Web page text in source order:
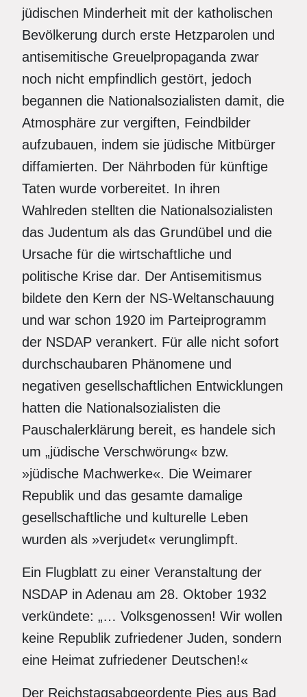
jüdischen Minderheit mit der katholischen
Bevölkerung durch erste Hetzparolen und
antisemitische Greuelpropaganda zwar
noch nicht empfindlich gestört, jedoch
begannen die Nationalsozialisten damit, die
Atmosphäre zur vergiften, Feindbilder
aufzubauen, indem sie jüdische Mitbürger
diffamierten. Der Nährboden für künftige
Taten wurde vorbereitet. In ihren
Wahlreden stellten die Nationalsozialisten
das Judentum als das Grundübel und die
Ursache für die wirtschaftliche und
politische Krise dar. Der Antisemitismus
bildete den Kern der NS-Weltanschauung
und war schon 1920 im Parteiprogramm
der NSDAP verankert. Für alle nicht sofort
durchschaubaren Phänomene und
negativen gesellschaftlichen Entwicklungen
hatten die Nationalsozialisten die
Pauschalerklärung bereit, es handele sich
um „jüdische Verschwörung« bzw.
»jüdische Machwerke«. Die Weimarer
Republik und das gesamte damalige
gesellschaftliche und kulturelle Leben
wurden als »verjudet« verunglimpft.
Ein Flugblatt zu einer Veranstaltung der
NSDAP in Adenau am 28. Oktober 1932
verkündete: „… Volksgenossen! Wir wollen
keine Republik zufriedener Juden, sondern
eine Heimat zufriedener Deutschen!«
Der Reichstagsabgeordente Pies aus Bad